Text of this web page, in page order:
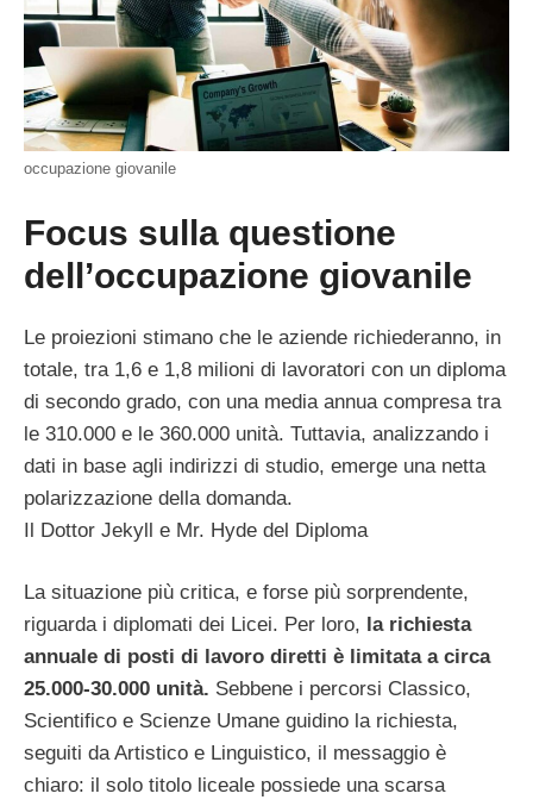
occupazione giovanile
Focus sulla questione
dell’occupazione giovanile
Le proiezioni stimano che le aziende richiederanno, in
totale, tra 1,6 e 1,8 milioni di lavoratori con un diploma
di secondo grado, con una media annua compresa tra
le 310.000 e le 360.000 unità. Tuttavia, analizzando i
dati in base agli indirizzi di studio, emerge una netta
polarizzazione della domanda.
Il Dottor Jekyll e Mr. Hyde del Diploma
La situazione più critica, e forse più sorprendente,
riguarda i diplomati dei Licei. Per loro, la richiesta
annuale di posti di lavoro diretti è limitata a circa
25.000-30.000 unità. Sebbene i percorsi Classico,
Scientifico e Scienze Umane guidino la richiesta,
seguiti da Artistico e Linguistico, il messaggio è
chiaro: il solo titolo liceale possiede una scarsa